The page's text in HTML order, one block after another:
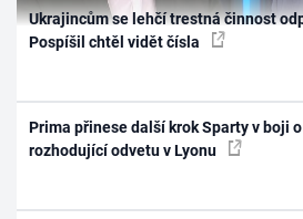
Ukrajincům se lehčí trestná činnost
Pospíšil chtěl vidět čísla
Prima přinese další krok Sparty v boji
rozhodující odvetu v Lyonu